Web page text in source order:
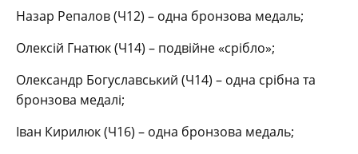
Назар Репалов (Ч12) – одна бронзова медаль;
Олексій Гнатюк (Ч14) – подвійне «срібло»;
Олександр Богуславський (Ч14) – одна срібна та
бронзова медалі;
Іван Кирилюк (Ч16) – одна бронзова медаль;